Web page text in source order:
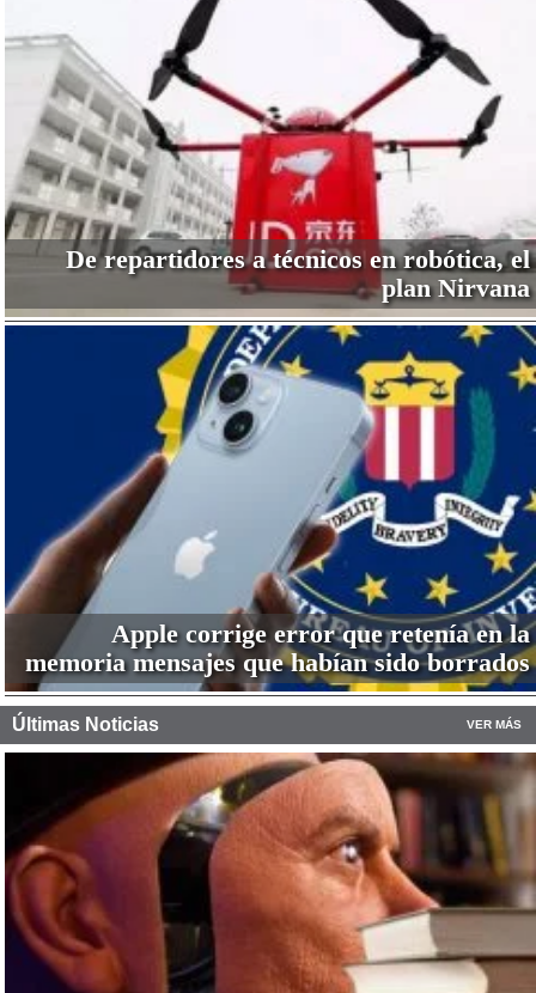
De repartidores a técnicos en robótica, el
plan Nirvana
Apple corrige error que retenía en la
memoria mensajes que habían sido borrados
Últimas Noticias VER MÁS